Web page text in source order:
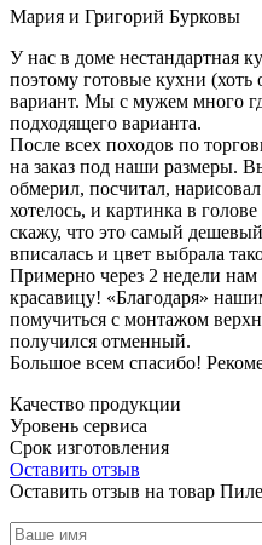
Мария и Григорий Бурковы
У нас в доме нестандартная
поэтому готовые кухни
вариант. Мы с мужем много
подходящего варианта.
После всех походов по
на заказ под наши размеры.
обмерил, посчитал,
хотелось, и картинка в
скажу, что это самый
вписалась и цвет выбрала
Примерно через 2 недели
красавицу! «Благодаря»
помучиться с монтажом
получился отменный.
Большое всем спасибо!
Качество продукции
Уровень сервиса
Срок изготовления
Оставить отзыв
Оставить отзыв на товар